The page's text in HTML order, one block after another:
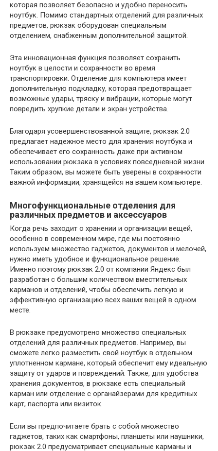
которая позволяет безопасно и удобно переносить
ноутбук. Помимо стандартных отделений для различных
предметов, рюкзак оборудован специальным
отделением, снабженным дополнительной защитой.
Эта инновационная функция позволяет сохранить
ноутбук в целости и сохранности во время
транспортировки. Отделение для компьютера имеет
дополнительную подкладку, которая предотвращает
возможные удары, тряску и вибрации, которые могут
повредить хрупкие детали и экран устройства.
Благодаря усовершенствованной защите, рюкзак 2.0
предлагает надежное место для хранения ноутбука и
обеспечивает его сохранность даже при активном
использовании рюкзака в условиях повседневной жизни.
Таким образом, вы можете быть уверены в сохранности
важной информации, хранящейся на вашем компьютере.
Многофункциональные отделения для
различных предметов и аксессуаров
Когда речь заходит о хранении и организации вещей,
особенно в современном мире, где мы постоянно
используем множество гаджетов, документов и мелочей,
нужно иметь удобное и функциональное решение.
Именно поэтому рюкзак 2.0 от компании Яндекс был
разработан с большим количеством вместительных
карманов и отделений, чтобы обеспечить легкую и
эффективную организацию всех ваших вещей в одном
месте.
В рюкзаке предусмотрено множество специальных
отделений для различных предметов. Например, вы
сможете легко разместить свой ноутбук в отдельном
уплотненном кармане, который обеспечит ему идеальную
защиту от ударов и повреждений. Также, для удобства
хранения документов, в рюкзаке есть специальный
карман или отделение с органайзерами для кредитных
карт, паспорта или визиток.
Если вы предпочитаете брать с собой множество
гаджетов, таких как смартфоны, планшеты или наушники,
рюкзак 2.0 предусматривает специальные карманы и